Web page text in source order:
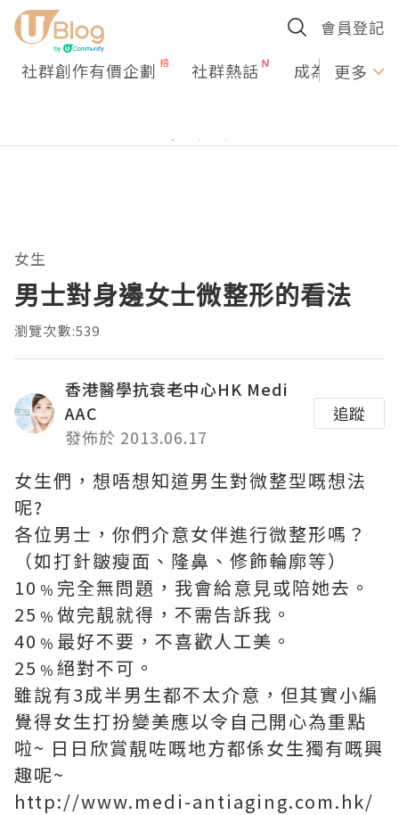
會員登記
社群創作有價企劃 社群熱話 成為U更多
女生
男士對身邊女士微整形的看法
瀏覽次數:539
香港醫學抗衰老中心HK Medi
AAC
發佈於 2013.06.17
追蹤
女生們，想唔想知道男生對微整型嘅想法
呢?
各位男士，你們介意女伴進行微整形嗎？
（如打針皺瘦面、隆鼻、修飾輪廓等）
10﹪完全無問題，我會給意見或陪她去。
25﹪做完靚就得，不需告訴我。
40﹪最好不要，不喜歡人工美。
25﹪絕對不可。
雖說有3成半男生都不太介意，但其實小編
覺得女生打扮變美應以令自己開心為重點
啦~ 日日欣賞靚咗嘅地方都係女生獨有嘅興
趣呢~
http://www.medi-antiaging.com.hk/